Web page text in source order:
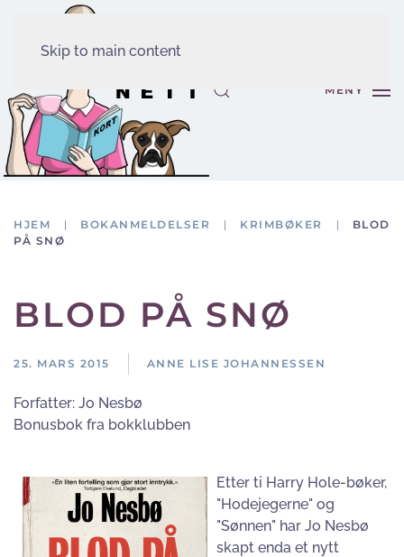
Skip to main content
MENY
HJEM BOKANMELDELSER KRIMBØKER
BLOD
PÅ SNØ
BLOD PÅ SNØ
25. MARS 2015 ANNE LISE JOHANNESSEN
Forfatter: Jo Nesbø
Bonusbok fra bokklubben
Etter ti Harry Hole-bøker,
"Hodejegerne" og
"Sønnen" har Jo Nesbø
skapt enda et nytt